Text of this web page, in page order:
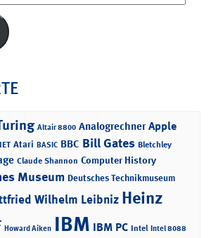
Altair 8800 Analogrechner Apple
Atari BASIC BBC Bill Gates Bletchley
Claude Shannon Computer History
Museum Deutsches Technikmuseum
Wilhelm Leibniz Heinz
Howard Aiken IBM IBM PC Intel Intel 8088